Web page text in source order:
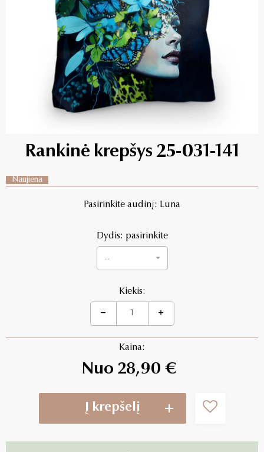
Rankinė krepšys 25-031-141
Naujiena
Pasirinkite audinį: Luna
Dydis: pasirinkite
...
Kiekis:
Kaina:
Nuo 28,90 €
Į krepšelį